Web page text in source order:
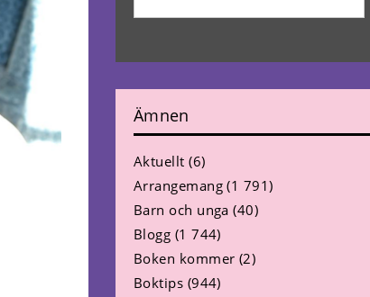
Ämnen
Aktuellt (6)
Arrangemang(1 791)
Barn och unga (40)
Blogg (1 744)
Boken kommer (2)
Boktips (944)